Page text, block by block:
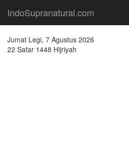
IndoSupranatural.com
Jumat Legi, 7 Agustus 2026
22 Safar 1448 Hijriyah